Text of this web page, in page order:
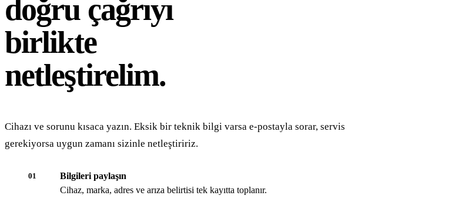
doğru çağrıyı
birlikte
netleştirelim.
Cihazı ve sorunu kısaca yazın. Eksik bir teknik bilgi varsa e-postayla sorar, servis
gerekiyorsa uygun zamanı sizinle netleştiririz.
01
Bilgileri paylaşın
Cihaz, marka, adres ve arıza belirtisi tek kayıtta toplanır.